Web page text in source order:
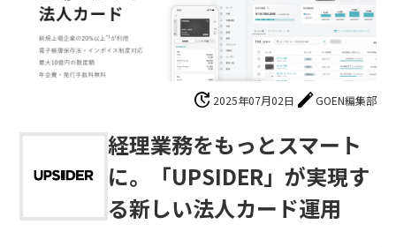
update 2025年07月02日 editGOEN編集部
経理業務をもっとスマート
に。「UPSIDER」が実現す
る新しい法人カード運用